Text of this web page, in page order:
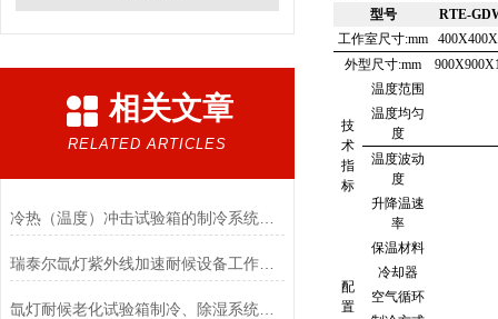
相关文章
RELATED ARTICLES
冷热（温度）冲击试验箱的制冷系统是怎样的?
瑞泰尔氙灯紫外线加速耐候设备工作原理及应用！
氙灯耐候老化试验箱制冷、除湿系统控制!
型号
RTE-
工作室尺寸:mm
外型尺寸:mm
技
术
指
标
温度范围
温度均匀
度
温度波动
度
升降温速
率
配
置
保温材料
冷却器
空气循环